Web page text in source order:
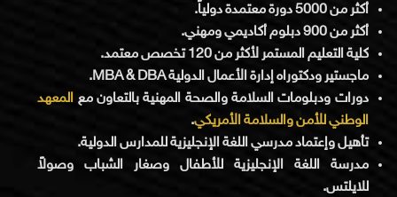
أكثر من 5000 دورة معتمدة دولياً.
أكثر من 900 دبلوم أكاديمي ومهني.
كلية التعليم المستمر لأكثر من 120 تخصص معتمد.
ماجستير ودكتوراه إدارة الأعمال الدولية MBA & DBA.
دورات ودبلومات السلامة والصحة المهنية بالتعاون مع المعهد
الوطني للأمن والسلامة الأمريكي.
تأهيل وإعتماد مدرسي اللغة الإنجليزية للمدارس الدولية.
مدرسة اللغة الإنجليزية للأطفال وصغار الشباب وصولاً
للايلتس.